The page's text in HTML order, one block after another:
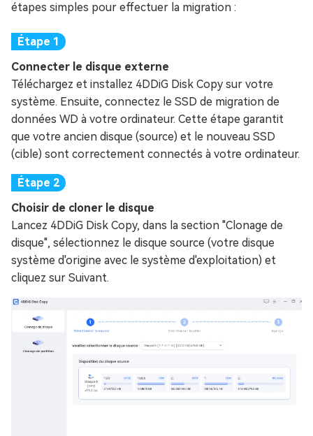
étapes simples pour effectuer la migration :
Connecter le disque externe
Téléchargez et installez 4DDiG Disk Copy sur votre
système. Ensuite, connectez le SSD de migration de
données WD à votre ordinateur. Cette étape garantit
que votre ancien disque (source) et le nouveau SSD
(cible) sont correctement connectés à votre ordinateur.
Choisir de cloner le disque
Lancez 4DDiG Disk Copy, dans la section "Clonage de
disque", sélectionnez le disque source (votre disque
système d'origine avec le système d'exploitation) et
cliquez sur Suivant.